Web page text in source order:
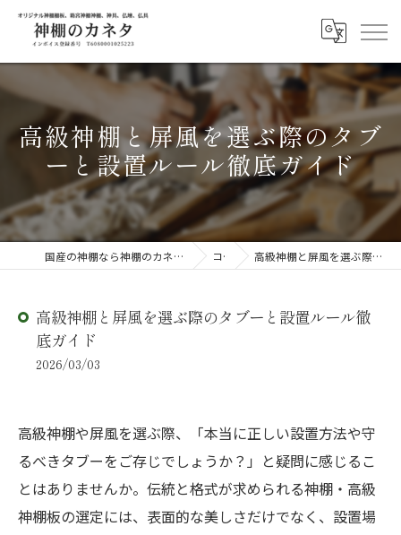
高級神棚と屏風を選ぶ際のタブ
ーと設置ルール徹底ガイド
国産の神棚なら神棚のカネタ ～日々のしあわせを感じる物を～ コラム 高級神棚と屏風を選ぶ際のタブーと設置ルール徹底ガイド
高級神棚と屏風を選ぶ際のタブーと設置ルール徹
底ガイド
2026/03/03
高級神棚や屏風を選ぶ際、「本当に正しい設置方法や守
るべきタブーをご存じでしょうか？」と疑問に感じるこ
とはありませんか。伝統と格式が求められる神棚・高級
神棚板の選定には、表面的な美しさだけでなく、設置場